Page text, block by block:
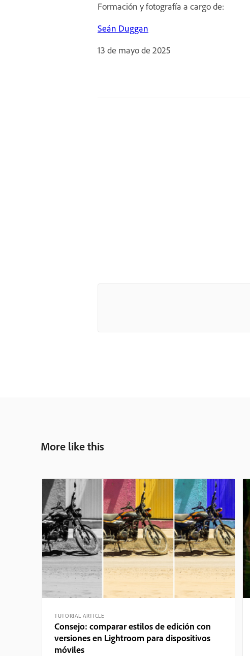
Formación y fotografía a cargo de:
Seán Duggan
13 de mayo de 2025
More like this
TUTORIAL ARTICLE
Consejo: comparar estilos de edición con
versiones en Lightroom para dispositivos
móviles